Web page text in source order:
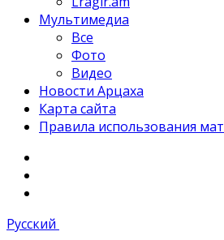
Мультимедиа
Все
Фото
Видео
Новости Арцаха
Карта сайта
Правила использования
Русский